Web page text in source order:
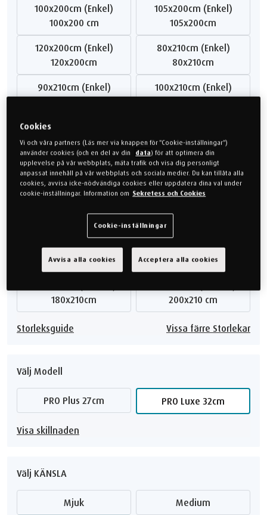
100x200cm (Enkel)
100x200 cm
105x200cm (Enkel)
105x200cm
120x200cm (Enkel)
120x200cm
80x210cm (Enkel)
80x210cm
90x210cm (Enkel)
100x210cm (Enkel)
105x210cm (Enkel)
105x210cm
120x210cm
140x210cm (Enkel)
140x210cm
140x200cm (Enkel)
140x200cm
160x200cm
200x200cm (Dubbel)
200x200 cm
160x210cm (Dubbel)
160x210cm
180x210cm
200x210 cm
Storleksguide Vissa färre Storlekar
Välj Modell
PRO Plus 27cm PRO Luxe 32cm
Visa skillnaden
Välj KÄNSLA
Mjuk Medium
Cookies
Vi och våra partners (Läs mer via knappen för "Cookie-inställningar")
använder cookies (och en del av din
data) för att optimera din
upplevelse på vår webbplats, mäta trafik och visa dig personligt
anpassat innehåll på vår webbplats och sociala medier. Du kan tillåta alla
cookies, avvisa icke-nödvändiga cookies eller uppdatera dina val under
cookie-inställningar. Information om Sekretess och Cookies
Cookie-inställningar
Avvisa alla cookies Acceptera alla cookies